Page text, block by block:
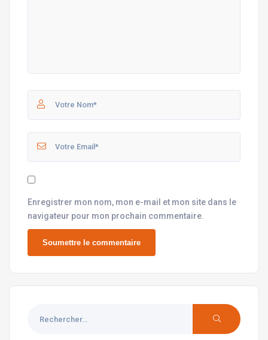
Enregistrer mon nom, mon e-mail et mon site dans le
navigateur pour mon prochain commentaire.